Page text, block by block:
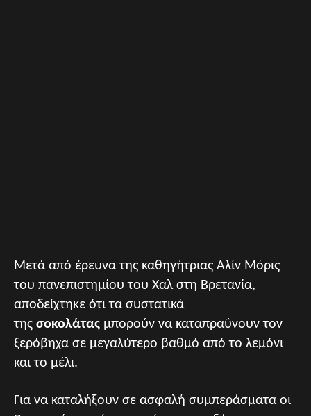
Μετά από έρευνα της καθηγήτριας Αλίν Μόρις
του πανεπιστημίου του Χαλ στη Βρετανία,
αποδείχτηκε ότι τα συστατικά
της σοκολάτας μπορούν να καταπραΰνουν τον
ξερόβηχα σε μεγαλύτερο βαθμό από το λεμόνι
και το μέλι.
Για να καταλήξουν σε ασφαλή συμπεράσματα οι